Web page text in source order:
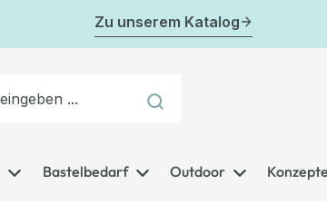
Zu unserem Katalog
Bastelbedarf Outdoor